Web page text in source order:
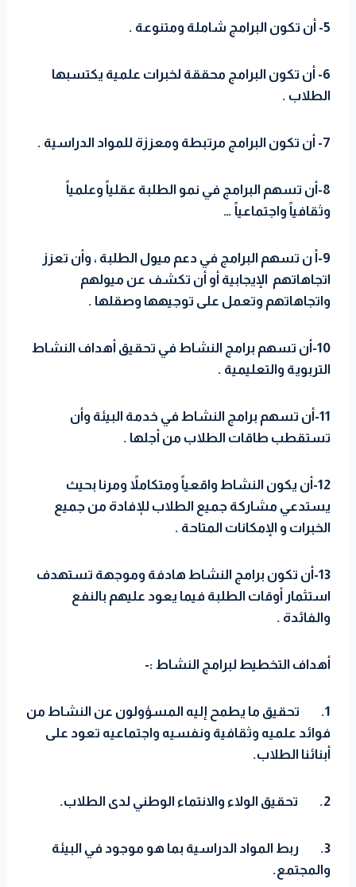
5- أن تكون البرامج شاملة ومتنوعة .
6- أن تكون البرامج محققة لخبرات علمية يكتسبها
الطلاب .
7- أن تكون البرامج مرتبطة ومعززة للمواد الدراسية .
8-أن تسهم البرامج في نمو الطلبة عقلياً وعلمياً
وثقافياً واجتماعياً …
9-أ ن تسهم البرامج في دعم ميول الطلبة ، وأن تعزز
اتجاهاتهم الإيجابية أو أن تكشف عن ميولهم
واتجاهاتهم وتعمل على توجيهها وصقلها .
10-أن تسهم برامج النشاط في تحقيق أهداف النشاط
التربوية والتعليمية .
11-أن تسهم برامج النشاط في خدمة البيئة وأن
تستقطب طاقات الطلاب من أجلها .
12-أن يكون النشاط واقعياً ومتكاملاً ومرنا بحيث
يستدعي مشاركة جميع الطلاب للإفادة من جميع
الخبرات و الإمكانات المتاحة .
13-أن تكون برامج النشاط هادفة وموجهة تستهدف
استثمار أوقات الطلبة فيما يعود عليهم بالنفع
والفائدة .
أهداف التخطيط لبرامج النشاط :-
1.
تحقيق ما يطمح إليه المسؤولون عن النشاط من
فوائد علميه وثقافية ونفسيه واجتماعيه تعود على
أبنائنا الطلاب.
2. تحقيق الولاء والانتماء الوطني لدى الطلاب.
3.
ربط المواد الدراسية بما هو موجود في البيئة
والمجتمع.